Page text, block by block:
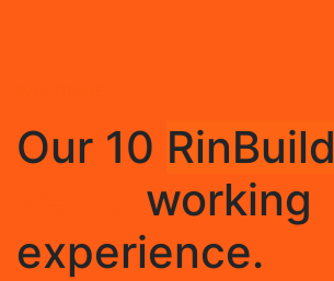
Our 10 RinBuild
working
experience.